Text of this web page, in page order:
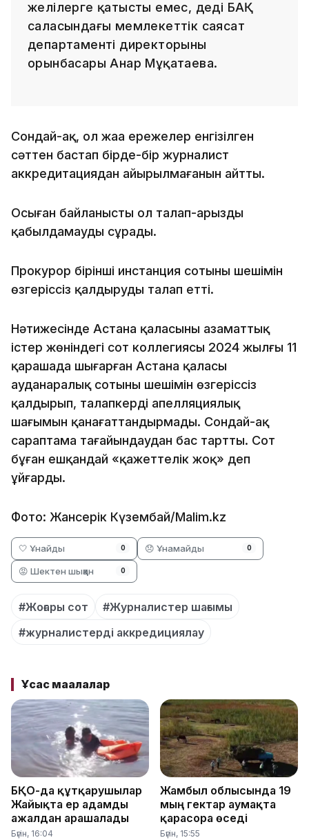
желілерге қатысты емес, деді БАҚ
саласындағы мемлекеттік саясат
департаменті директорының
орынбасары Анар Мұқатаева.
Сондай-ақ, ол жаңа ережелер енгізілген
сәттен бастап бірде-бір журналист
аккредитациядан айырылмағанын айтты.
Осыған байланысты ол талап-арызды
қабылдамауды сұрады.
Прокурор бірінші инстанция сотының шешімін
өзгеріссіз қалдыруды талап етті.
Нәтижесінде Астана қаласының азаматтық
істер жөніндегі сот коллегиясы 2024 жылғы 11
қарашада шығарған Астана қаласы
ауданаралық сотының шешімін өзгеріссіз
қалдырып, талапкердің апелляциялық
шағымын қанағаттандырмады. Сондай-ақ
сараптама тағайындаудан бас тартты. Сот
бұған ешқандай «қажеттелік жоқ» деп
ұйғарды.
Фото: Жансерік Күзембай/Malim.kz
🤍 Ұнайды 0 😞 Ұнамайды 0
😡 Шектен шыққан 0
#Жоғары сот
#Журналистер шағымы
#журналистерді аккредициялау
Ұқсас мақалалар
БҚО-да құтқарушылар
Жайықта ер адамды
ажалдан арашалады
Бүгін, 16:04
Жамбыл облысында 19
мың гектар аумақта
қарасора өседі
Бүгін, 15:55